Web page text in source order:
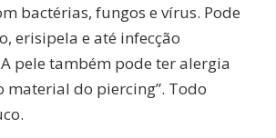
bactérias, fungos e vírus. Pode
erisipela e até infecção
pele também pode ter alergia
material do piercing”. Todo